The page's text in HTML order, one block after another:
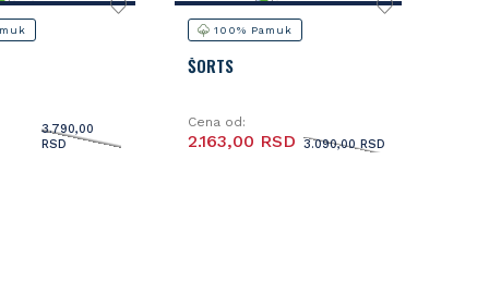
3.790,00
RSD
100% Pamuk
ŠORTS
Cena od:
3.090,00 RSD
2.163,00 RSD